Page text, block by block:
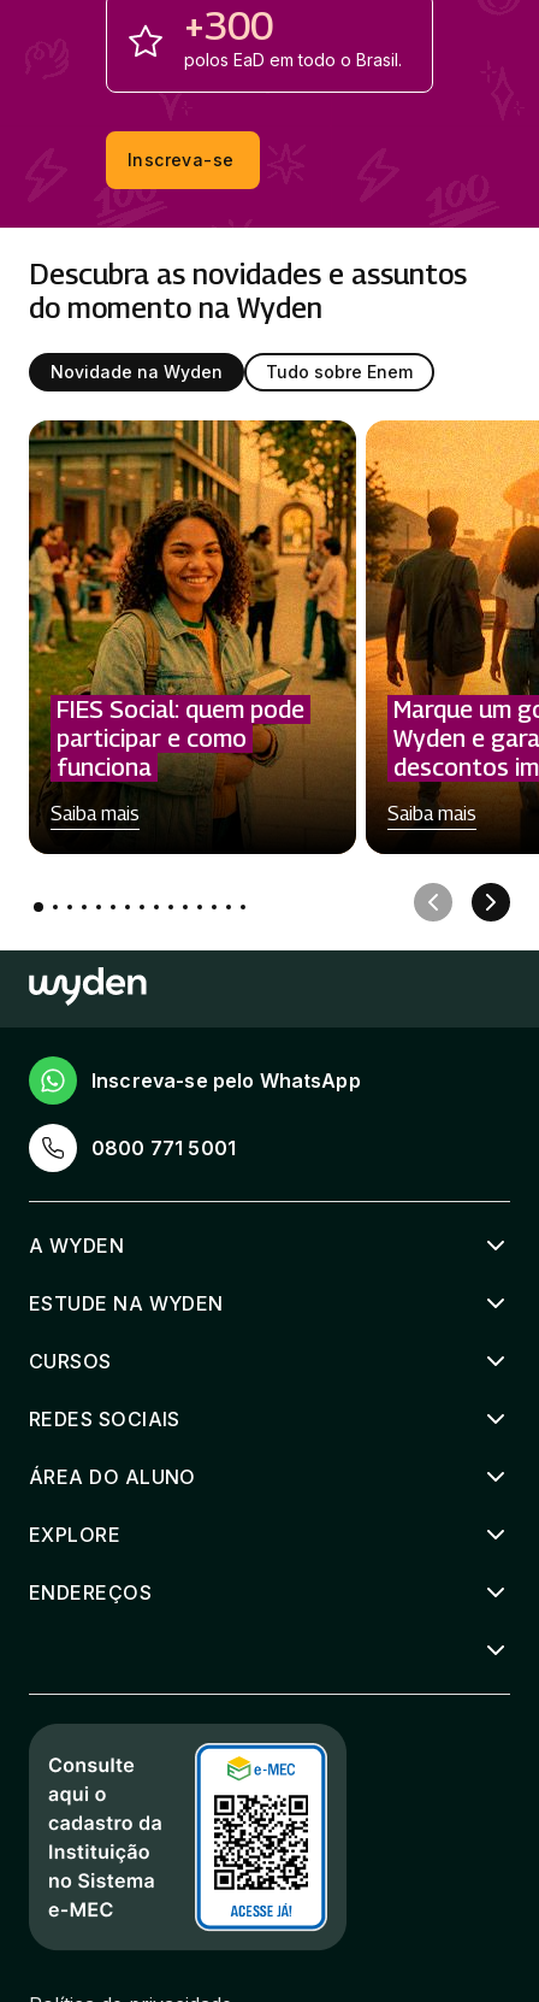
+300
polos EaD em todo o Brasil.
Inscreva-se
Descubra as novidades e assuntos
do momento na Wyden
Novidade na Wyden Tudo sobre Enem
FIES Social: quem pode
participar e como
funciona
Saiba mais
Marque um
Wyden e
descontos
Saiba mais
0800 771 5001
Inscreva-se pelo WhatsApp
A WYDEN
ESTUDE NA WYDEN
CURSOS
REDES SOCIAIS
ÁREA DO ALUNO
EXPLORE
ENDEREÇOS